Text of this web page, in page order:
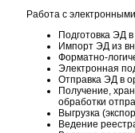
Работа с
Подготовка ЭД
Импорт ЭД из
Форматно-
Электронная
Отправка ЭД в
Получение,
обработки
Выгрузка
Ведение